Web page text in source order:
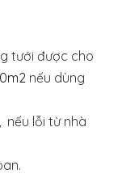
tưới được cho
nếu dùng
nếu lỗi từ nhà